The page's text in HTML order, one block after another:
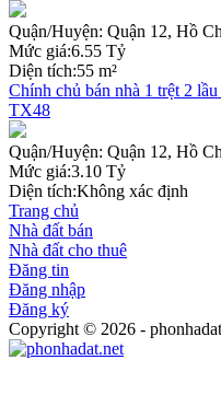
Quận/Huyện: Quận 12, Hồ
Mức giá:6.55 Tỷ
Diện tích:55 m²
Chính chủ bán nhà 1 trệt 2
TX48
Quận/Huyện: Quận 12, Hồ
Mức giá:3.10 Tỷ
Diện tích:Không xác định
Trang chủ
Nhà đất bán
Nhà đất cho thuê
Đăng tin
Đăng nhập
Đăng ký
Copyright © 2026 -